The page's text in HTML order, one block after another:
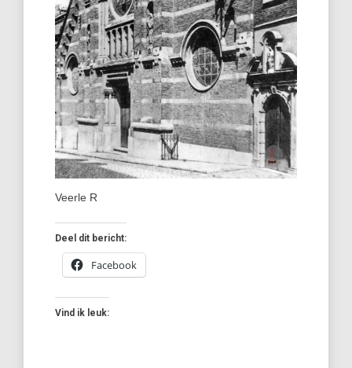
Veerle R
Deel dit bericht:
Facebook
Vind ik leuk: